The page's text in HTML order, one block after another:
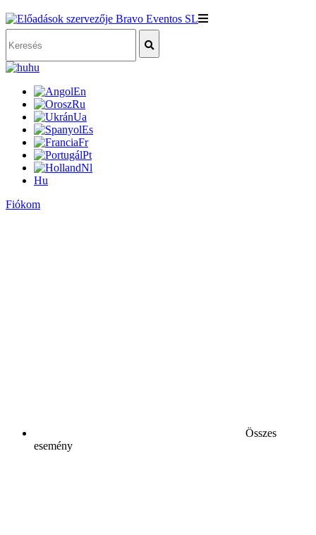
hu
En
Ru
Ua
Es
Fr
Pt
Nl
Hu
Fiókom
Összes
esemény